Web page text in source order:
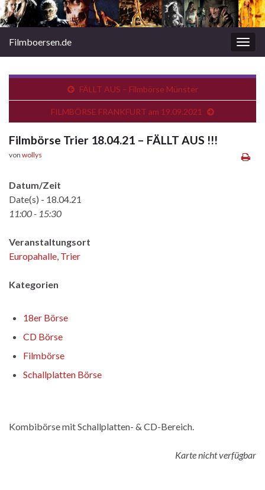
Filmboersen.de
FÄLLT AUS – Filmbörse Münster
FILMBÖRSE FRANKFURT am 19.09.2021
Filmbörse Trier 18.04.21 – FÄLLT AUS !!!
von wollys
Datum/Zeit
Date(s) - 18.04.21
11:00 - 15:30
Veranstaltungsort
Europahalle, Trier
Kategorien
18er Börse
CD Börse
Filmbörse
Schallplatten Börse
Kombibörse mit Schallplatten- & CD-Bereich.
Karte nicht verfügbar